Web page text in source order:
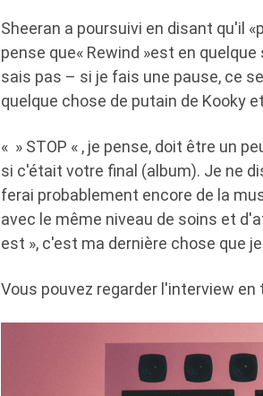
Sheeran a poursuivi en disant qu'il
pense que« Rewind »est en
sais pas – si je fais une pause, ce
quelque chose de putain de Kooky
« » STOP « , je pense, doit être un
si c'était votre final (album). Je ne
ferai probablement encore de la
avec le même niveau de soins et
est », c'est ma dernière chose que
Vous pouvez regarder l'interview